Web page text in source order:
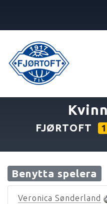
FJØRTOFT
Benytta spelera
Veronica Sønderland